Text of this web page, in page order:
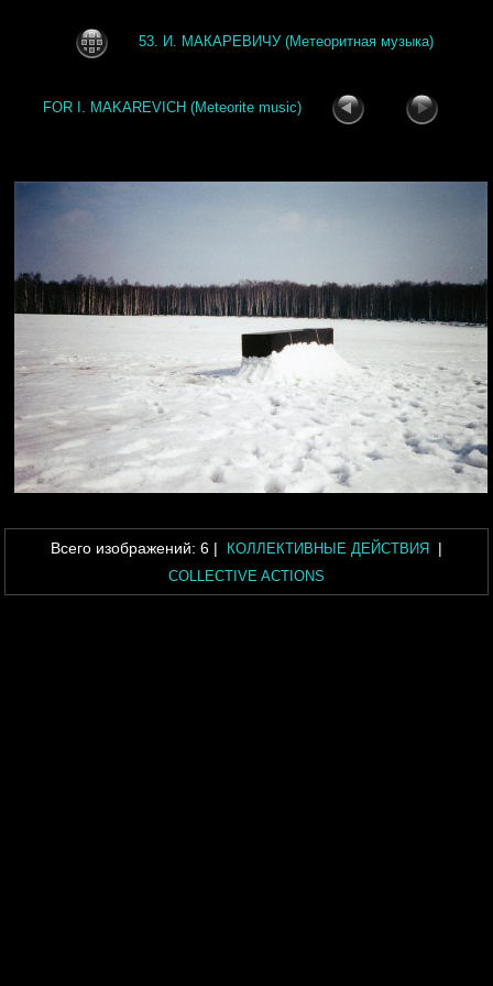
53. И. МАКАРЕВИЧУ (Метеоритная музыка)
FOR I. MAKAREVICH (Meteorite music)
Всего изображений: 6| КОЛЛЕКТИВНЫЕ ДЕЙСТВИЯ |
COLLECTIVE ACTIONS